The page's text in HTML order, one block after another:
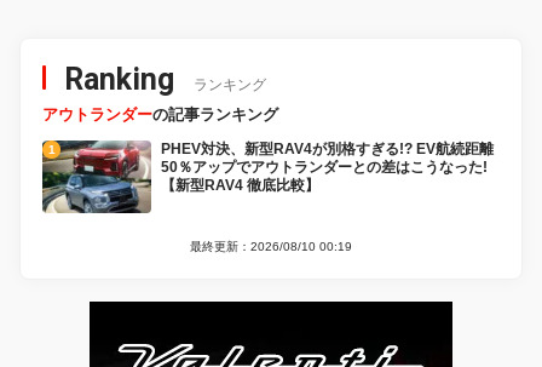
Ranking ランキング
アウトランダーの記事ランキング
PHEV対決、新型RAV4が別格すぎる!? EV航続距離
50％アップでアウトランダーとの差はこうなった!
【新型RAV4 徹底比較】
最終更新：2026/08/10 00:19